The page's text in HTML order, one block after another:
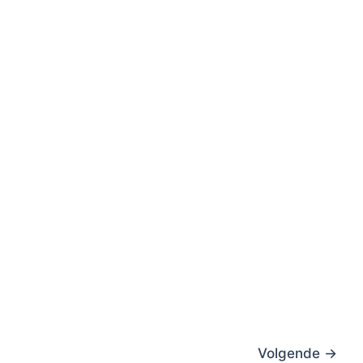
Volgende →